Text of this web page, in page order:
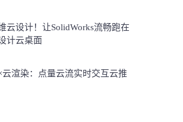
云设计！让SolidWorks流畅跑在
计云桌面
云渲染：点量云流实时交互云推